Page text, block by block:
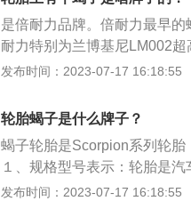
再使用并没有什么问题。如
算没有用过一样是不适合使
是倍耐力品牌。倍耐力最早
耐力特别为兰博基尼LM002
的相关介绍如下：轮胎介绍：
存方法：如果保存的环境适宜
再使用并没有什么问题。如
算没有用过一样是不适合使
发布时间：2023-07-17 16:18:55
轮胎蝎子是什么牌子？
蝎子轮胎是Scorpion系列轮胎
１、规格型号表示：轮胎是
号的轮胎适用于不同的车型。
发布时间：2023-07-17 16:18:55